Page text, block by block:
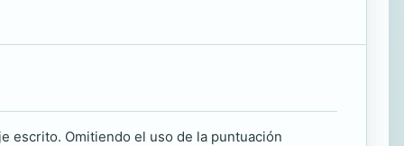
escrito. Omitiendo el uso de la puntuación